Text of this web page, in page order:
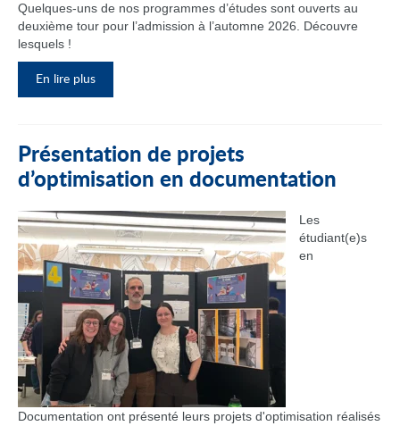
Quelques-uns de nos programmes d’études sont ouverts au
deuxième tour pour l’admission à l’automne 2026. Découvre
lesquels !
En lire plus
Présentation de projets
d’optimisation en documentation
Les
étudiant(e)s
en
Documentation ont présenté leurs projets d'optimisation réalisés